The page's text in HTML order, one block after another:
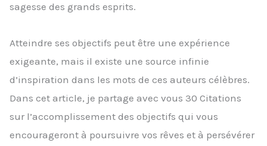
sagesse des grands esprits.
Atteindre ses objectifs peut être une expérience
exigeante, mais il existe une source infinie
d’inspiration dans les mots de ces auteurs célèbres.
Dans cet article, je partage avec vous 30 Citations
sur l’accomplissement des objectifs qui vous
encourageront à poursuivre vos rêves et à persévérer